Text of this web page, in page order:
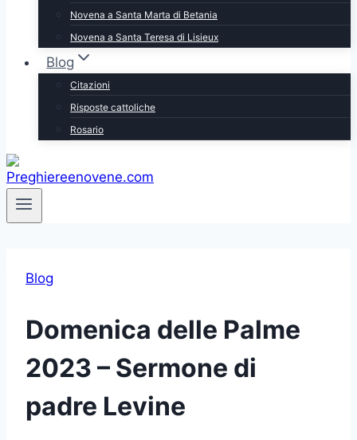
Novena a Santa Marta di Betania
Novena a Santa Teresa di Lisieux
Blog
Citazioni
Risposte cattoliche
Rosario
Blog
Domenica delle Palme
2023 – Sermone di
padre Levine